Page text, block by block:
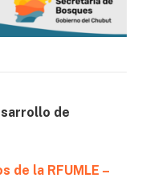
de
de la RFUMLE –